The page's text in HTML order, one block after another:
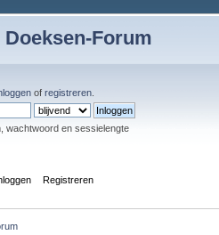
Forum
of registreren
wachtwoord en sessielengte
Registreren